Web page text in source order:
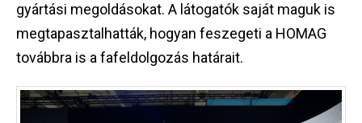
gyártási megoldásokat. A látogatók saját maguk is
megtapasztalhatták, hogyan feszegeti a HOMAG
továbbra is a fafeldolgozás határait.